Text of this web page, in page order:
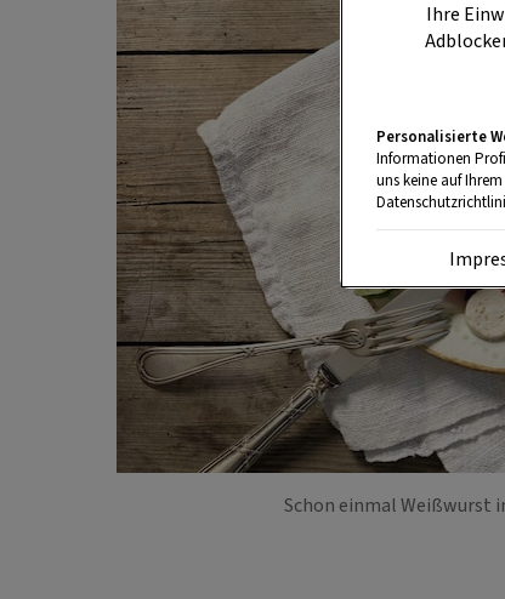
Schon einmal Weißwurst
Ihre
Personalisierte
Informationen
uns keine auf